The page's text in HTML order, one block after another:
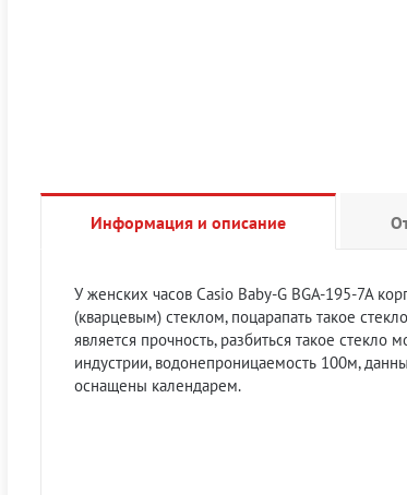
Информация и описание
У женских часов Casio Baby-G BGA-195-7A
(кварцевым) стеклом, поцарапать такое
является прочность, разбиться такое
индустрии, водонепроницаемость 100м,
оснащены календарем.